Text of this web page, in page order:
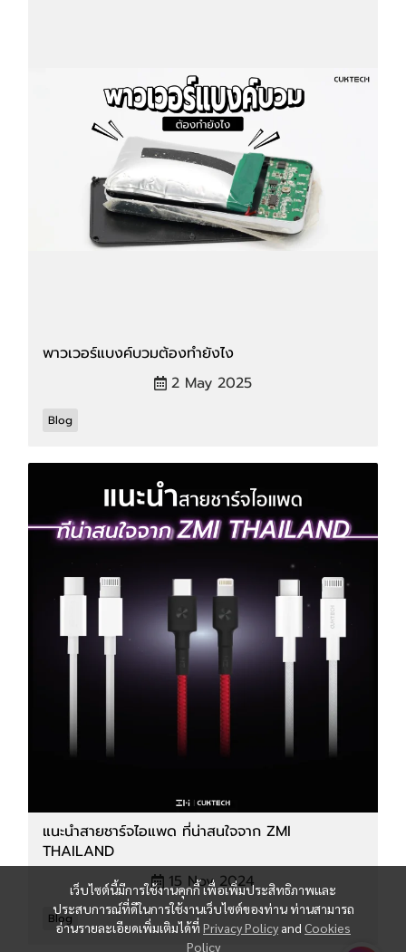
พาวเวอร์แบงค์บวมต้องทำยังไง
2 May 2025
Blog
แนะนำสายชาร์จไอแพด ที่น่าสนใจจาก ZMI
THAILAND
15 Nov 2024
Blog
เว็บไซต์นี้มีการใช้งานคุกกี้ เพื่อเพิ่มประสิทธิภาพและ
ประสบการณ์ที่ดีในการใช้งานเว็บไซต์ของท่าน ท่านสามารถ
อ่านรายละเอียดเพิ่มเติมได้ที่ Privacy Policy and Cookies
Policy